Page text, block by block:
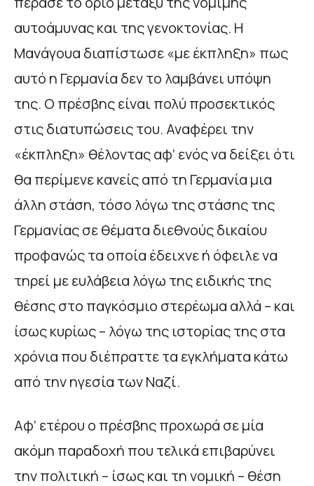
αυτοάμυνας και της γενοκτονίας. Η
Μανάγουα διαπίστωσε «με έκπληξη» πως
αυτό η Γερμανία δεν το λαμβάνει υπόψη
της. Ο πρέσβης είναι πολύ προσεκτικός
στις διατυπώσεις του. Αναφέρει την
«έκπληξη» θέλοντας αφ’ ενός να δείξει ότι
θα περίμενε κανείς από τη Γερμανία μια
άλλη στάση, τόσο λόγω της στάσης της
Γερμανίας σε θέματα διεθνούς δικαίου
προφανώς τα οποία έδειχνε ή όφειλε να
τηρεί με ευλάβεια λόγω της ειδικής της
θέσης στο παγκόσμιο στερέωμα αλλά – και
ίσως κυρίως – λόγω της ιστορίας της στα
χρόνια που διέπραττε τα εγκλήματα κάτω
από την ηγεσία των Ναζί.
Αφ’ ετέρου ο πρέσβης προχωρά σε μία
ακόμη παραδοχή που τελικά επιβαρύνει
την πολιτική – ίσως και τη νομική – θέση